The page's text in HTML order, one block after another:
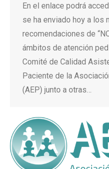
En el enlace podrá
se ha enviado hoy a los
recomendaciones de
ámbitos de atención
Comité de Calidad
Paciente de la
(AEP) junto a otras…